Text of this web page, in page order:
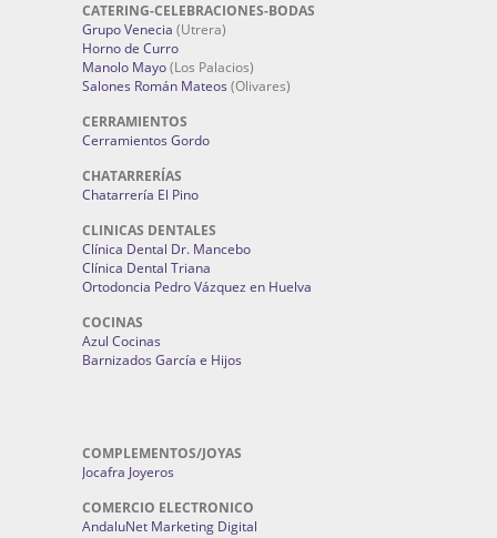
CATERING-CELEBRACIONES-BODAS
Grupo Venecia (Utrera)
Horno de Curro
Manolo Mayo(Los Palacios)
Salones Román Mateos (Olivares)
CERRAMIENTOS
Cerramientos Gordo
CHATARRERÍAS
Chatarrería El Pino
CLINICAS DENTALES
Clínica Dental Dr. Mancebo
Clínica Dental Triana
Ortodoncia Pedro Vázquez en Huelva
COCINAS
Azul Cocinas
Barnizados García e Hijos
COMPLEMENTOS/JOYAS
Jocafra Joyeros
COMERCIO ELECTRONICO
AndaluNet Marketing Digital